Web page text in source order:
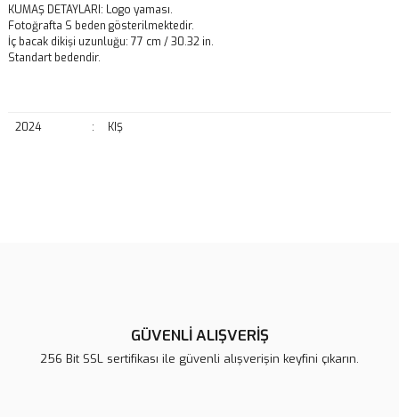
KUMAŞ DETAYLARI: Logo yaması.
Fotoğrafta S beden gösterilmektedir.
İç bacak dikişi uzunluğu: 77 cm / 30.32 in.
Standart bedendir.
2024 : KIŞ
Ürün açıklamasında eksik bilgiler bulunuyor.
GÜVENLİ ALIŞVERİŞ
256 Bit SSL sertifikası ile güvenli alışverişin keyfini çıkarın.